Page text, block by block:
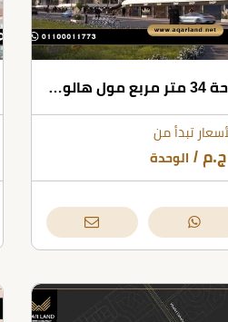
مكتب إداري بمساحة 34 متر مربع مول هالو 6 أكتوبر
تبدأ من
ج.م / الوحدة